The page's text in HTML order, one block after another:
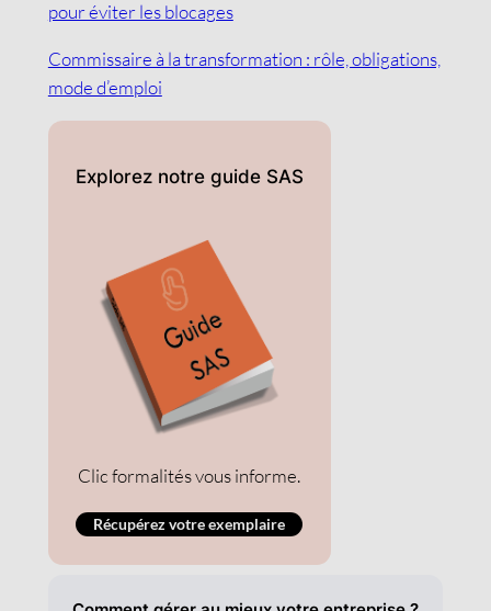
pour éviter les blocages
Commissaire à la transformation : rôle, obligations,
mode d’emploi
Explorez notre guide SAS
Clic formalités vous informe.
Récupérez votre exemplaire